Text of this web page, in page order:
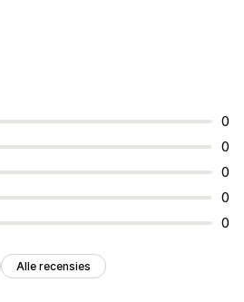
Vervaldatum
Winkellancering
0
0
0
0
0
Alle recensies